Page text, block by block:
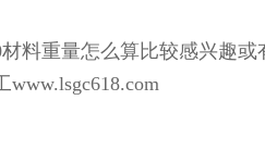
料重量怎么算比较感兴趣